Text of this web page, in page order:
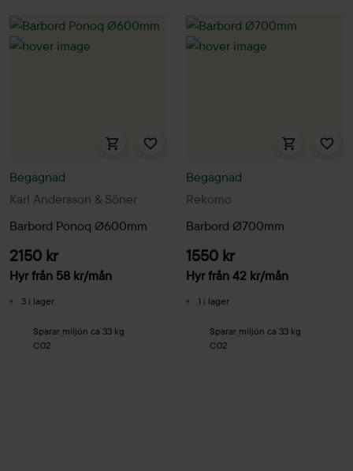
Karl Andersson & Söner
Begagnad
Barbord Ponoq Ø600mm
2150 kr
Hyr från 58 kr/mån
3 i lager
Sparar miljön ca 33 kg
C02
Rekomo
Begagnad
Barbord Ø700mm
1550 kr
Hyr från 42 kr/mån
1 i lager
Sparar miljön ca 33 kg
C02